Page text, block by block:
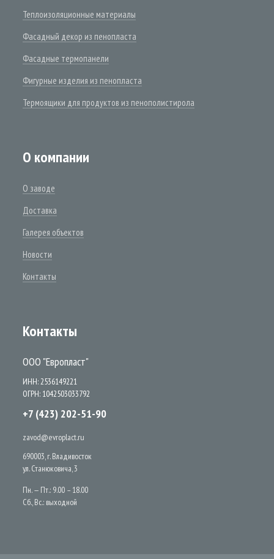
Теплоизоляционные материалы
Фасадный декор из пенопласта
Фасадные термопанели
Фигурные изделия из пенопласта
Термоящики для продуктов из пенополистирола
О компании
О заводе
Доставка
Галерея объектов
Новости
Контакты
Контакты
ООО "Европласт"
ИНН: 2536149221
ОГРН: 1042503033792
+7 (423) 202-51-90
zavod@evroplact.ru
690003, г. Владивосток
ул. Станюковича, 3
Пн. — Пт.: 9.00 – 18.00
Сб., Вс.: выходной